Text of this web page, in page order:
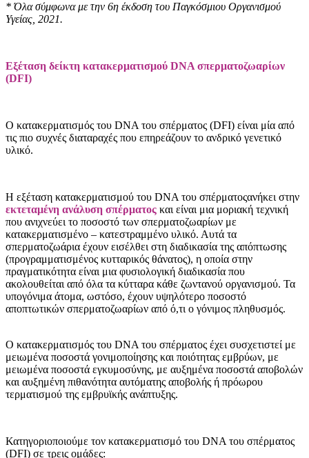
* Όλα σύμφωνα με την 6η έκδοση του Παγκόσμιου Οργανισμού
Υγείας, 2021.
Εξέταση δείκτη κατακερματισμού DNA σπερματοζωαρίων
(DFI)
Ο κατακερματισμός του DNA του σπέρματος (DFI) είναι μία από
τις πιο συχνές διαταραχές που επηρεάζουν το ανδρικό γενετικό
υλικό.
Η εξέταση κατακερματισμού του DNA του σπέρματοςανήκει στην
εκτεταμένη ανάλυση σπέρματος και είναι μια μοριακή τεχνική
που ανιχνεύει το ποσοστό των σπερματοζωαρίων με
κατακερματισμένο – κατεστραμμένο υλικό. Αυτά τα
σπερματοζωάρια έχουν εισέλθει στη διαδικασία της απόπτωσης
(προγραμματισμένος κυτταρικός θάνατος), η οποία στην
πραγματικότητα είναι μια φυσιολογική διαδικασία που
ακολουθείται από όλα τα κύτταρα κάθε ζωντανού οργανισμού. Τα
υπογόνιμα άτομα, ωστόσο, έχουν υψηλότερο ποσοστό
αποπτωτικών σπερματοζωαρίων από ό,τι ο γόνιμος πληθυσμός.
Ο κατακερματισμός του DNA του σπέρματος έχει συσχετιστεί με
μειωμένα ποσοστά γονιμοποίησης και ποιότητας εμβρύων, με
μειωμένα ποσοστά εγκυμοσύνης, με αυξημένα ποσοστά αποβολών
και αυξημένη πιθανότητα αυτόματης αποβολής ή πρόωρου
τερματισμού της εμβρυϊκής ανάπτυξης.
Κατηγοριοποιούμε τον κατακερματισμό του DNA του σπέρματος
(DFI) σε τρεις ομάδες: